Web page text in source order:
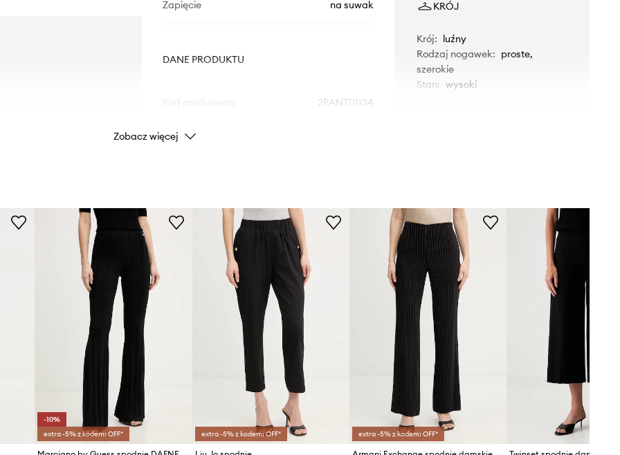
Zapięcie na suwak
DANE PRODUKTU
2PANT01134
Kolor
Producent
KRÓJ
Krój: luźny
Rodzaj nogawek: proste,
szerokie
Stan: wysoki
Zalecamy wybór rozmiaru, jaki nosisz
zazwyczaj.
Rozmiary prezentowane w sklepie
zostały przeliczone na standardową,
europejską tabelę rozmiarową. Na
metce dostarczonego produktu
znajduje się oryginalne oznaczenie
producenta.
Tabela rozmiarów
Zobacz więcej
-10%
extra -5% z kodem: OFF*
extra -5% z kodem: OFF* extra -5% z kodem: OFF*